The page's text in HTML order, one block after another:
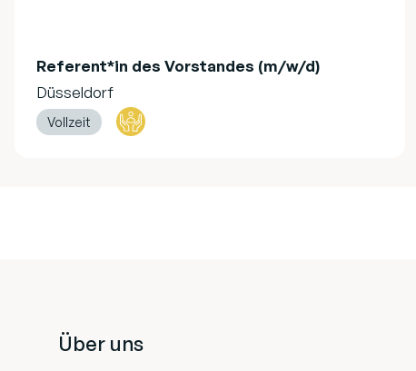
Referent*in des Vorstandes (m/w/d)
Düsseldorf
Vollzeit
Über uns